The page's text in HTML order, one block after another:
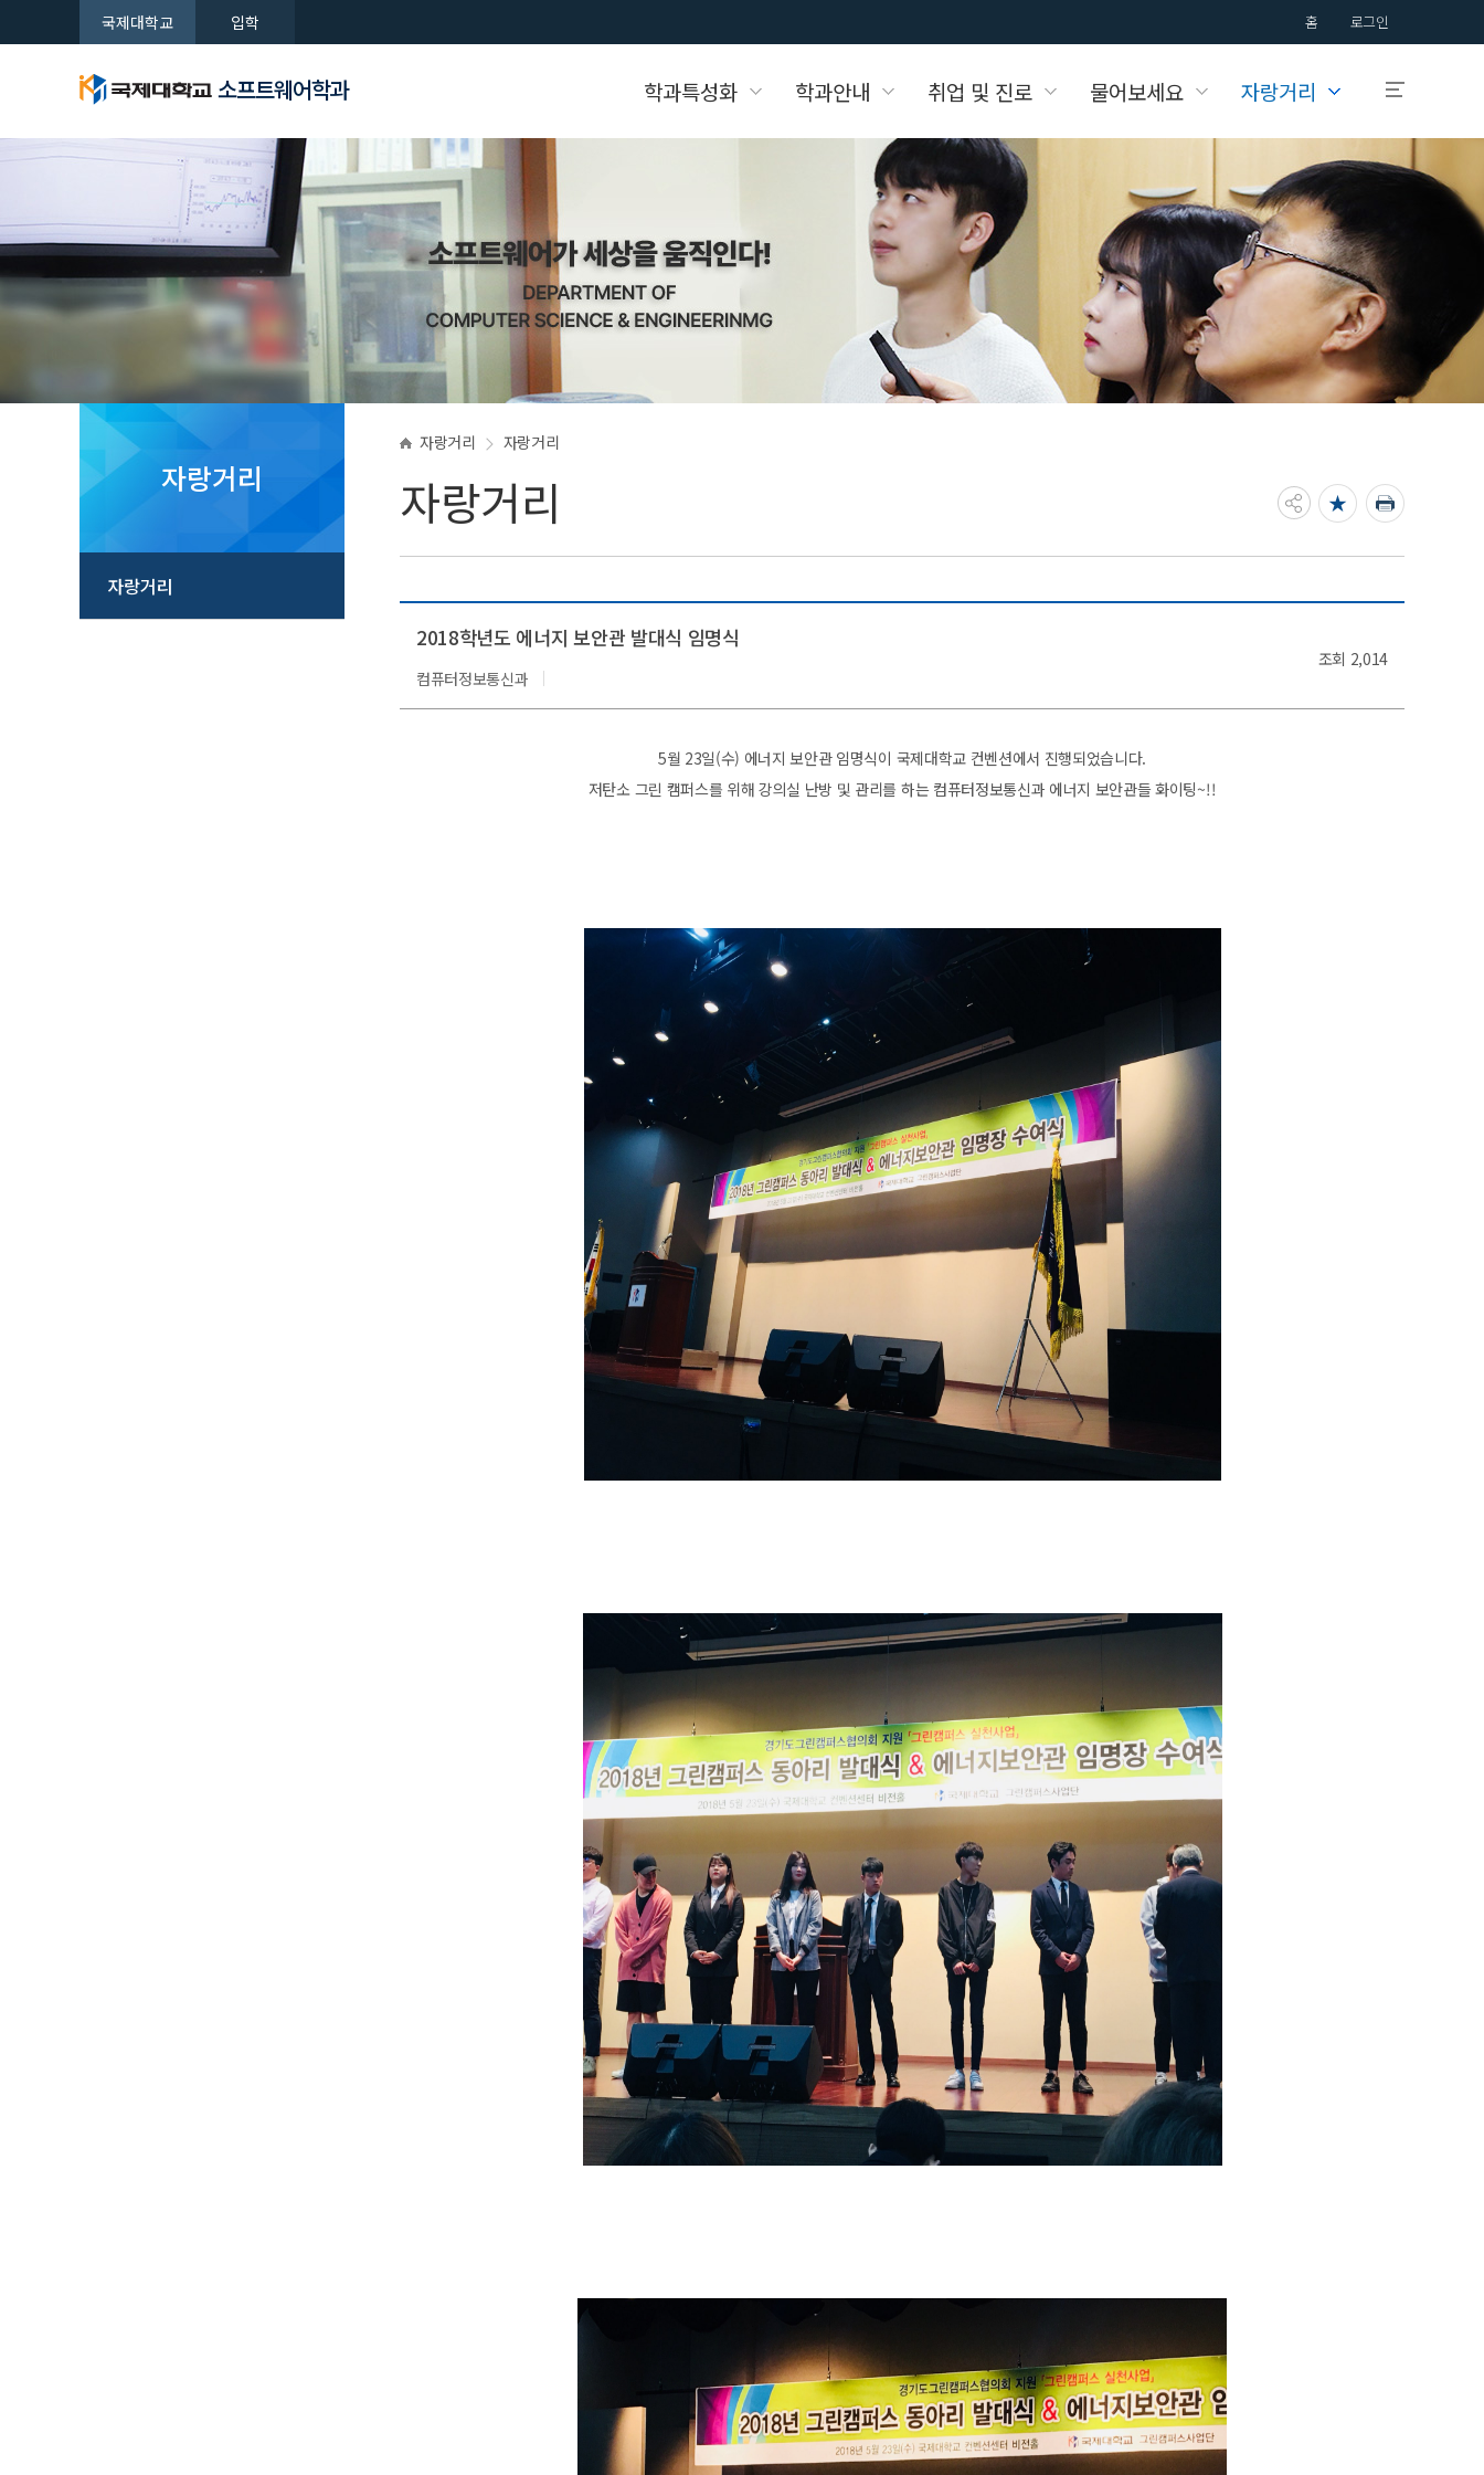
국제대학교 입학 홈 로그인
소프트웨어학과 학과특성화
소프트웨어학과
새로운 시대를 여는 국제대학교
학과특성화 일본 기업 취업안내
네트워크 캠퍼스 KDT 과정
학과안내
소프트웨어학과
새로운 시대를 여는 국제대학교
학과비전
교수소개 학생회임원소개
학과공지
실습실 소개
취업 및 진로
소프트웨어학과
새로운 시대를 여는 국제대학교
주요 산학협력업체
취업공지
물어보세요
소프트웨어학과
새로운 시대를 여는 국제대학교
학과(전공)게시판 학과 강의자료실
FAQ
자랑거리
소프트웨어학과
새로운 시대를 여는 국제대학교
자랑거리
입학안내
국제대학교의
입학정보를 알려드립니다.
자랑거리
자랑거리
자랑거리 자랑거리
자랑거리
2018학년도 에너지 보안관 발대식 임명식
조회 2,014
컴퓨터정보통신과
5월 23일(수) 에너지 보안관 임명식이 국제대학교 컨벤션에서 진행되었습니다.
저탄소 그린 캠퍼스를 위해 강의실 난방 및 관리를 하는 컴퓨터정보통신과 에너지 보안관들 화이팅~!!